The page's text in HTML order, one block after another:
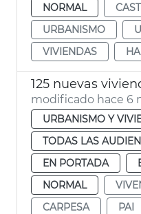
NORMAL
URBANISMO
VIVIENDAS
modificado hace 6
URBANISMO Y
TODAS LAS
EN PORTADA
NORMAL
CARPESA
PAI